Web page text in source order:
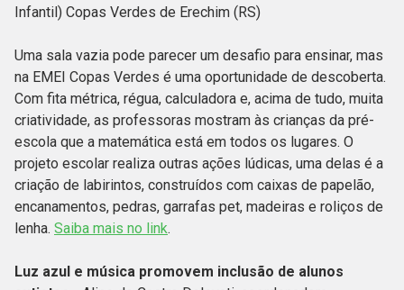
Infantil) Copas Verdes de Erechim (RS)
Uma sala vazia pode parecer um desafio para ensinar, mas
na EMEI Copas Verdes é uma oportunidade de descoberta.
Com fita métrica, régua, calculadora e, acima de tudo, muita
criatividade, as professoras mostram às crianças da pré-
escola que a matemática está em todos os lugares. O
projeto escolar realiza outras ações lúdicas, uma delas é a
criação de labirintos, construídos com caixas de papelão,
encanamentos, pedras, garrafas pet, madeiras e roliços de
lenha. Saiba mais no link.
Luz azul e música promovem inclusão de alunos